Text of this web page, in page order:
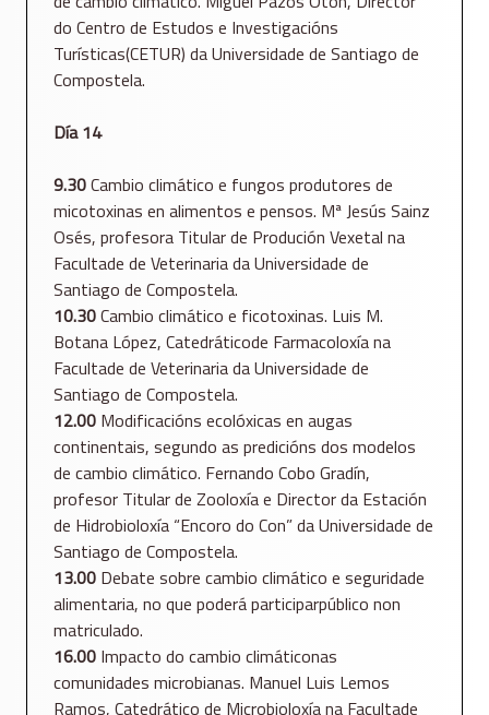
do Centro de Estudos e Investigacións
Turísticas(CETUR) da Universidade de Santiago de
Compostela.
Día 14
9.30Cambio climático e fungos produtores de
micotoxinas en alimentos e pensos. Mª Jesús Sainz
Osés, profesora Titular de Produción Vexetal na
Facultade de Veterinaria da Universidade de
Santiago de Compostela.
10.30Cambio climático e ficotoxinas. Luis M.
Botana López, Catedráticode Farmacoloxía na
Facultade de Veterinaria da Universidade de
Santiago de Compostela.
12.00 Modificacións ecolóxicas en augas
continentais, segundo as predicións dos modelos
de cambio climático. Fernando Cobo Gradín,
profesor Titular de Zooloxía e Director da Estación
de Hidrobioloxía “Encoro do Con” da Universidade de
Santiago de Compostela.
13.00 Debate sobre cambio climático e seguridade
alimentaria, no que poderá participarpúblico non
matriculado.
16.00 Impacto do cambio climáticonas
comunidades microbianas. Manuel Luis Lemos
Ramos, Catedrático de Microbioloxía na Facultade